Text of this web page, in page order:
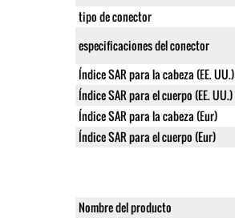
tipo de conector
especificaciones del conector
Índice SAR para la cabeza (EE. UU.)
Índice SAR para el cuerpo (EE. UU.)
Índice SAR para la cabeza (Eur)
Índice SAR para el cuerpo (Eur)
Nombre del producto